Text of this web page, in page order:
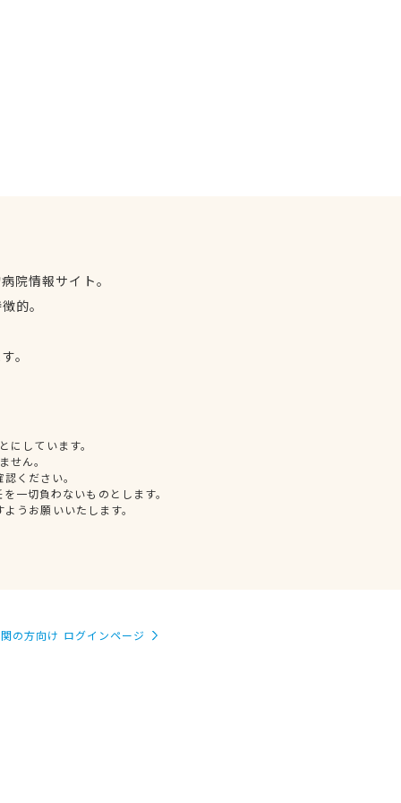
院情報サイト。
的。
。
しています。
せん。
ください。
一切負わないものとします。
うお願いいたします。
の方向け ログインページ